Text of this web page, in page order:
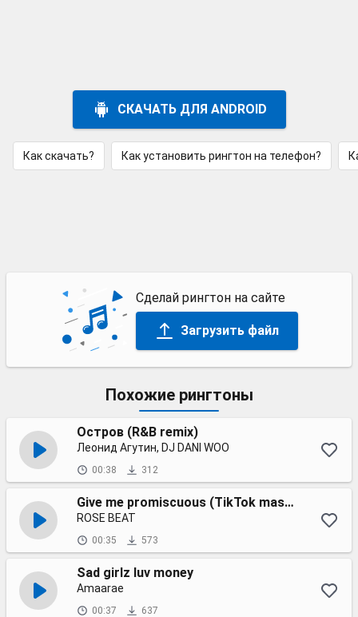
СКАЧАТЬ ДЛЯ ANDROID
Как скачать? Как установить рингтон на телефон?
Сделай рингтон на сайте
Загрузить файл
Похожие рингтоны
Остров (R&B remix)
Леонид Агутин, DJ DANI WOO
00:38 312
Give me promiscuous (TikTok mashup)
ROSE BEAT
00:35 573
Sad girlz luv money
Amaarae
00:37 637